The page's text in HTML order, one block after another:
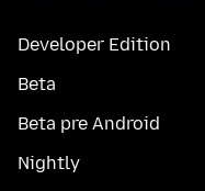
Developer Edition
Beta
Beta pre Android
Nightly